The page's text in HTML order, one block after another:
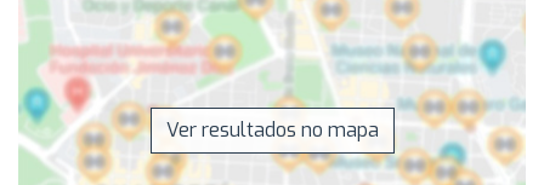
Ver resultados no mapa